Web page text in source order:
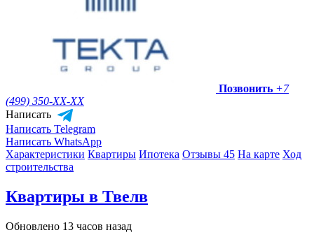
Позвонить +7
(499) 350-XX-XX
Написать
Написать Telegram
Написать WhatsApp
Характеристики Квартиры Ипотека Отзывы 45 На карте Ход
строительства
Квартиры в Твелв
Обновлено 13 часов назад